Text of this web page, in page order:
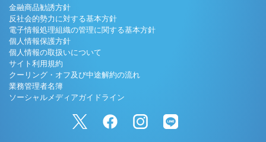
金融商品勧誘方針
反社会的勢力に対する基本方針
電子情報処理組織の管理に関する基本方針
個人情報保護方針
個人情報の取扱いについて
サイト利用規約
クーリング・オフ及び中途解約の流れ
業務管理者名簿
ソーシャルメディアガイドライン